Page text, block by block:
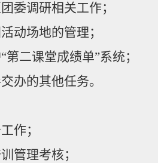
委调研相关工作；
动场地的管理；
“第二课堂成绩单”系统；
办的其他任务。
作；
管理考核；